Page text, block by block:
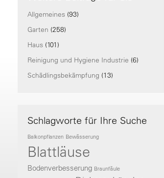
Allgemeines (93)
Garten (258)
Haus (101)
Reinigung und Hygiene Industrie (6)
Schädlingsbekämpfung (13)
Schlagworte für Ihre Suche
Balkonpflanzen Bewässerung
Blattläuse
Bodenverbesserung Braunfäule